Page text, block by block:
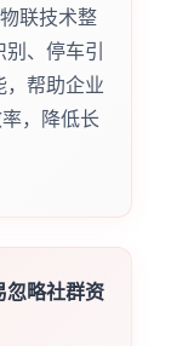
联技术整
、停车引
，帮助企业
，降低长
忽略社群资